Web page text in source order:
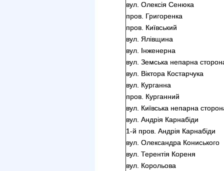
вул. Олексія Сенюка
пров. Григоренка
пров. Київський
вул. Ялівщина
вул. Інженерна
вул. Земська непарна
вул. Віктора Костарчука
вул. Курганна
пров. Курганний
вул. Київська непарна
вул. Андрія Карнабіди
1-й пров. Андрія Карнабіди
вул. Олександра Кониського
вул. Терентія Кореня
вул. Корольова